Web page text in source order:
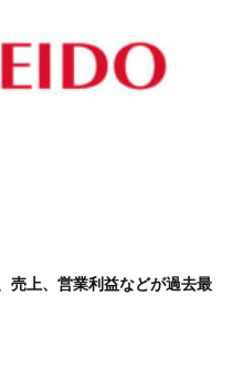
売上、営業利益などが過去最